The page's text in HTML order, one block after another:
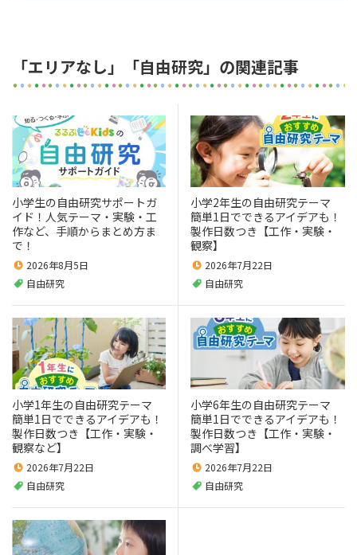
「エリアなし」「自由研究」の関連記事
小学生の自由研究サポートガ
イド！人気テーマ・実験・工
作など、手順からまとめ方ま
で！
2026年8月5日
自由研究
小学2年生の自由研究テーマ
簡単1日でできるアイデアも！
製作日数つき【工作・実験・
観察】
2026年7月22日
自由研究
小学1年生の自由研究テーマ
簡単1日でできるアイデアも！
製作日数つき【工作・実験・
観察など】
2026年7月22日
自由研究
小学6年生の自由研究テーマ
簡単1日でできるアイデアも！
製作日数つき【工作・実験・
調べ学習】
2026年7月22日
自由研究